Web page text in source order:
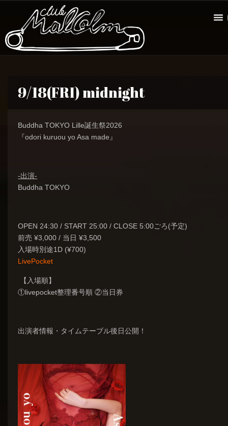
9/18(FRI) midnight
Buddha TOKYO Lille誕生祭2026
『odori kuruou yo Asa made』
-出演-
Buddha TOKYO
OPEN 24:30 / START 25:00 / CLOSE 5:00ごろ(予定)
前売 ¥3,000 / 当日 ¥3,500
入場時別途1D (¥700)
LivePocket
【入場順】
①livepocket整理番号順 ②当日券
出演者情報・タイムテーブル後日公開！